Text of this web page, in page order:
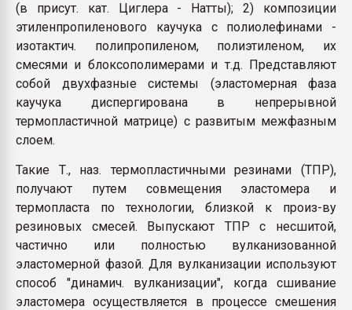
(в присут. кат. Циглера - Натты); 2) композиции
этиленпропиленового каучука с полиолефинами -
изотактич. полипропиленом, полиэтиленом, их
смесями и блоксополимерами и т.д. Представляют
собой двухфазные системы (эластомерная фаза
каучука диспергирована в непрерывной
термопластичной матрице) с развитым межфазным
слоем.
Такие Т., наз. термопластичными резинами (ТПР),
получают путем совмещения эластомера и
термопласта по технологии, близкой к произ-ву
резиновых смесей. Выпускают ТПР с несшитой,
частично или полностью вулканизованной
эластомерной фазой. Для вулканизации используют
способ "динамич. вулканизации", когда сшивание
эластомера осуществляется в процессе смешения